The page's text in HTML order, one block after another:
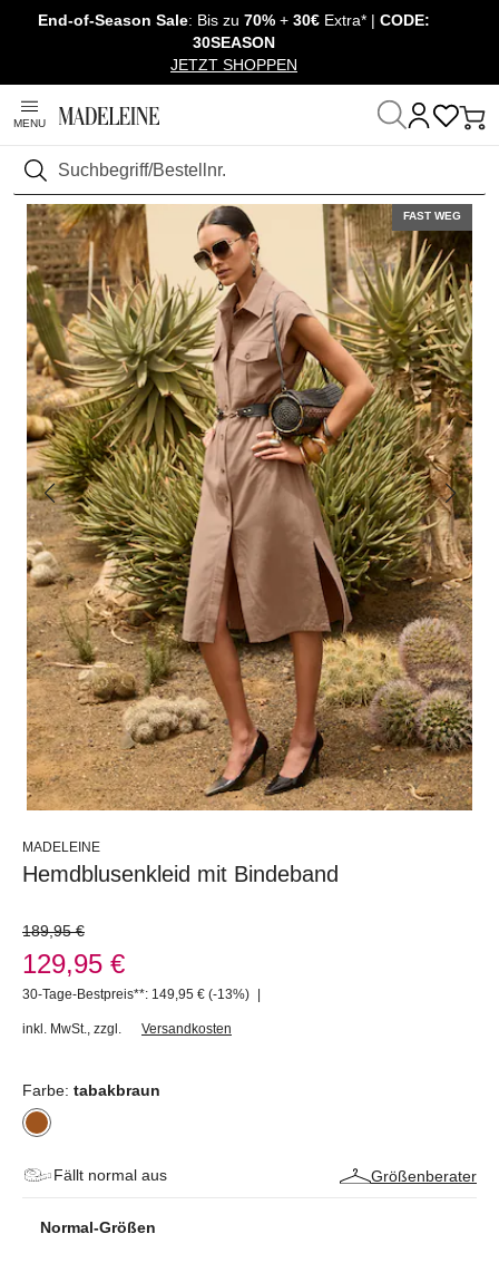
Überspringe Navigation, direkt zum Content
End-of-Season Sale: Bis zu 70% + 30€ Extra* | CODE:
30SEASON
JETZT SHOPPEN
MENU
Suchen
Startseite Mode Kleider
FAST WEG
MADELEINE
Hemdblusenkleid mit Bindeband
189,95 €
129,95 €
30-Tage-Bestpreis**: 149,95 € (-13%) |
inkl. MwSt. zzgl. Versandkosten
Farbe: tabakbraun
Fällt normal aus Größenberater
Normal-Größen